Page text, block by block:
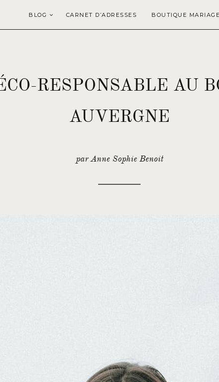
BLOG CARNET D’ADRESSES BOUTIQUE MARIAGE
RESPONSABLE AU
AUVERGNE
par Anne Sophie Benoit